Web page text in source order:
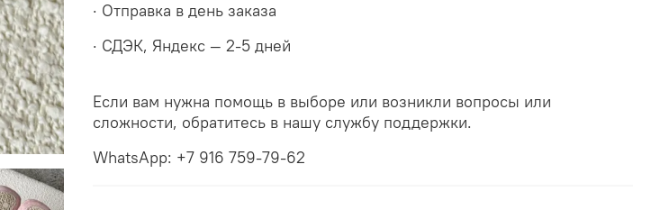
· Отправка в день заказа
· СДЭК, Яндекс — 2-5 дней
Если вам нужна помощь в выборе или возникли вопросы или
сложности, обратитесь в нашу службу поддержки.
WhatsApp: +7 916 759-79-62